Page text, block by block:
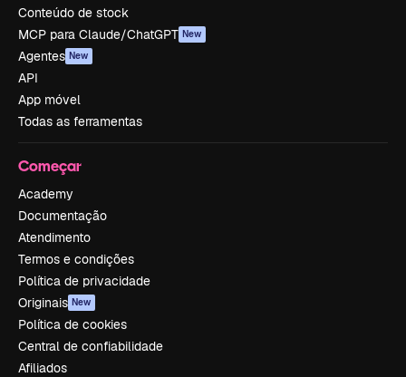
Conteúdo de stock
MCP para Claude/ChatGPT New
Agentes New
API
App móvel
Todas as ferramentas
Começar
Academy
Documentação
Atendimento
Termos e condições
Política de privacidade
Originais New
Política de cookies
Central de confiabilidade
Afiliados